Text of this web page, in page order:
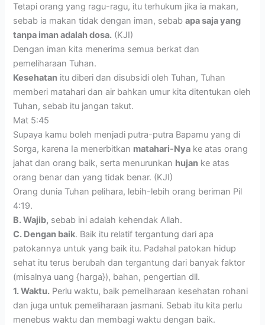
Tetapi orang yang ragu-ragu, itu terhukum jika ia makan,
sebab ia makan tidak dengan iman, sebabapa saja yang
tanpa iman adalah dosa. (KJI)
Dengan iman kita menerima semua berkat dan
pemeliharaan Tuhan.
Kesehatan itu diberi dan disubsidi oleh Tuhan, Tuhan
memberi matahari dan air bahkan umur kita ditentukan oleh
Tuhan, sebab itu jangan takut.
Mat 5:45
Supaya kamu boleh menjadi putra-putra Bapamu yang di
Sorga, karena Ia menerbitkan matahari-Nya ke atas orang
jahat dan orang baik, serta menurunkan hujan ke atas
orang benar dan yang tidak benar. (KJI)
Orang dunia Tuhan pelihara, lebih-lebih orang beriman Pil
4:19.
B. Wajib, sebab ini adalah kehendak Allah.
C. Dengan baik. Baik itu relatif tergantung dari apa
patokannya untuk yang baik itu. Padahal patokan hidup
sehat itu terus berubah dan tergantung dari banyak faktor
(misalnya uang {harga}), bahan, pengertian dll.
1. Waktu. Perlu waktu, baik pemeliharaan kesehatan rohani
dan juga untuk pemeliharaan jasmani. Sebab itu kita perlu
menebus waktu dan membagi waktu dengan baik.